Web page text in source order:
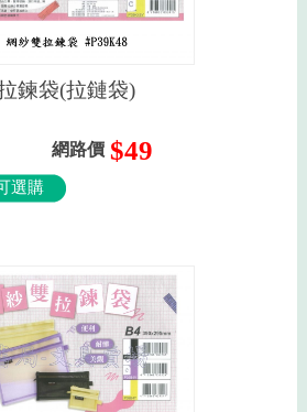
鍊袋(拉鏈袋)
網路價 $49
選購